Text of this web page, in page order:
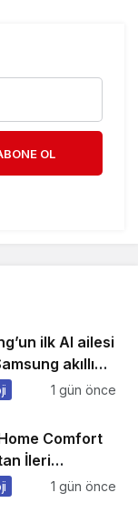
OL
ilk AI ailesi
akıllı
1 gün önce
Comfort
İleri
Hava1 gün önce